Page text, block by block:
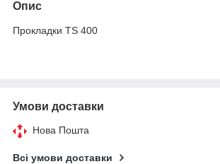
Опис
Прокладки TS 400
Умови доставки
Нова Пошта
Всі умови доставки